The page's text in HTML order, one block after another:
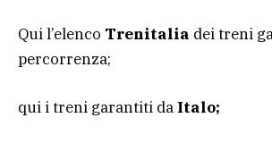
Qui l’elenco Trenitalia dei treni
percorrenza;
qui i treni garantiti da Italo;